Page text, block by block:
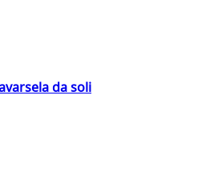
da soli